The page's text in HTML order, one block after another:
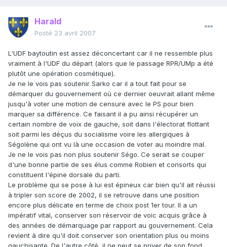
Harald
Posté 23 avril 2007
L'UDF baytoutin est assez déconcertant car il ne ressemble plus
vraiment à l'UDF du départ (alors que le passage RPR/UMp a été
plutôt une opération cosmétique).
Je ne le vois pas soutenir Sarko car il a tout fait pour se
démarquer du gouvernement où ce dernier oeuvrait allant même
jusqu'à voter une motion de censure avec le PS pour bien
marquer sa différence. Ce faisant il a pu ainsi récupérer un
certain nombre de voix de gauche, soit dans l'électorat flottant
soit parmi les déçus du socialisme voire les allergiques à
Ségolène qui ont vu là une occasion de voter au moindre mal.
Je ne le vois pas non plus soutenir Ségo. Ce serait se couper
d'une bonne partie de ses élus comme Robien et consorts qui
constituent l'épine dorsale du parti.
Le problème qui se pose à lui est épineux car bien qu'il ait réussi
à tripler son score de 2002, il se retrouve dans une position
encore plus délicate en terme de choix post 1er tour. Il a un
impératif vital, conserver son réservoir de voic acquis grâce à
des années de démarquage par rapport au gouvernement. Cela
revient à dire qu'il doit conserver son orientation plus ou moins